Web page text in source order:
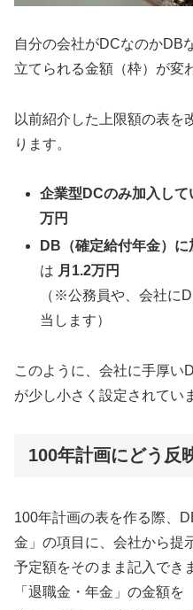
自分の会社がDCなのかDB
立てられる金額（枠）が変
以前紹介した上限額の表を
ります。
企業型DCのみ加入して
万円
DB（確定給付年金）に
は 月1.2万円
（※公務員や、会社に
当します）
このように、会社に手厚い
が少し小さく設定されてい
100年計画にどう反
100年計画の表を作る際、
金」の項目に、会社から提
予定額をそのまま記入でき
「退職金・年金」の金額を